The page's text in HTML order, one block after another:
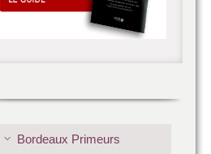
Bordeaux Primeurs